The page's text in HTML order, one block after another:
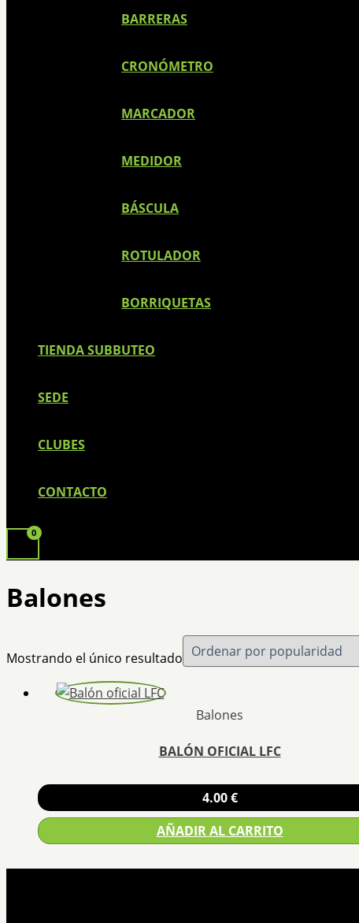
BARRERAS
CRONÓMETRO
MARCADOR
MEDIDOR
BÁSCULA
ROTULADOR
BORRIQUETAS
TIENDA SUBBUTEO
SEDE
CLUBES
CONTACTO
Balones
Mostrando el único resultado
Balones
BALÓN OFICIAL LFC
4.00€
AÑADIR AL CARRITO